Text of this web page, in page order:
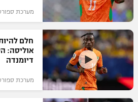
תקנון פעילות ספורט 1
רשיון להקרנה פומבית לבית עסק
הצטרפות לחבילת הערוצים
לוח דרושים – ג'ובנט
מערכת ספורט 1 | לפני 2
חלם
אוליסה:
דיומנדה
מערכת ספורט 1 | לפני 2